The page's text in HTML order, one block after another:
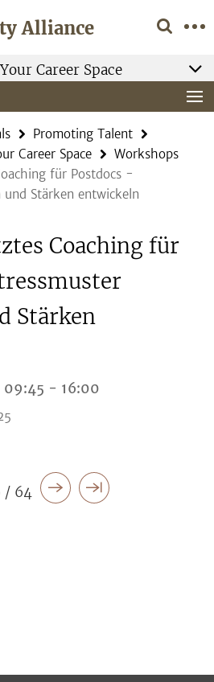
Alliance
Career Space
Promoting Talent
Career Space
Workshops
für Postdocs -
und Stärken entwickeln
Coaching für
Stärken
09:45 - 16:00
/ 64